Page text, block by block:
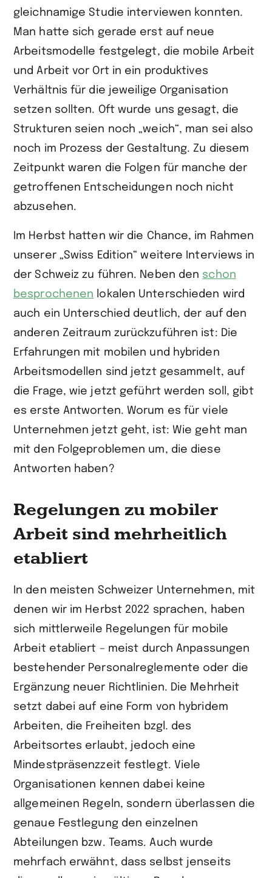
gleichnamige Studie interviewen konnten.
Man hatte sich gerade erst auf neue
Arbeitsmodelle festgelegt, die mobile Arbeit
und Arbeit vor Ort in ein produktives
Verhältnis für die jeweilige Organisa­tion
setzen sollten. Oft wurde uns gesagt, die
Strukturen seien noch „weich“, man sei also
noch im Prozess der Gestaltung. Zu diesem
Zeitpunkt waren die Folgen für manche der
getroffenen Entscheidungen noch nicht
abzusehen.
Im Herbst hatten wir die Chance, im Rahmen
unserer „Swiss Edition“ weitere Interviews in
der Schweiz zu führen. Neben den schon
besprochenen lokalen Unterschieden wird
auch ein Unterschied deutlich, der auf den
anderen Zeitraum zurückzuführen ist: Die
Erfahrungen mit mobilen und hybriden
Arbeits­modellen sind jetzt gesammelt, auf
die Frage, wie jetzt geführt werden soll, gibt
es erste Antworten. Worum es für viele
Unternehmen jetzt geht, ist: Wie geht man
mit den Folgeproblemen um, die diese
Antworten haben?
Regelungen zu mobiler
Arbeit sind mehr­heitlich
etabliert
In den meisten Schweizer Unternehmen, mit
denen wir im Herbst 2022 sprachen, haben
sich mittlerweile Regelungen für mobile
Arbeit etabliert – meist durch Anpassungen
bestehender Personalreglemente oder die
Ergänzung neuer Richtlinien. Die Mehrheit
setzt dabei auf eine Form von hybridem
Arbeiten, die Freiheiten bzgl. des
Arbeitsortes erlaubt, jedoch eine
Mindestpräsenzzeit festlegt. Viele
Organisationen kennen dabei keine
allgemeinen Regeln, sondern überlassen die
genaue Festlegung den einzelnen
Abteilungen bzw. Teams. Auch wurde
mehrfach erwähnt, dass selbst jenseits